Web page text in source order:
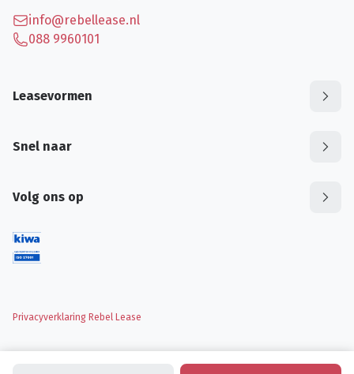
info@rebellease.nl
088 9960101
Leasevormen
Snel naar
Volg ons op
Privacyverklaring Rebel Lease